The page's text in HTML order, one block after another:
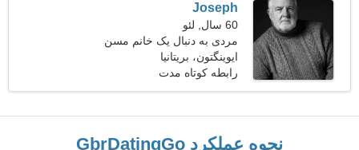
Joseph
60 سال, لئو
مردی به دنبال یک خانم مسن
ایوینگتون، بریتانیا
رابطه کوتاه مدت
نحوه عملکرد GbrDatingGo